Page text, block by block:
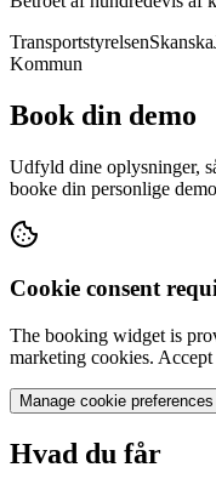
TransportstyrelsenSkanska
Kommun
Book din demo
Udfyld dine oplysninger,
booke din personlige
Cookie consent
The booking widget is
marketing cookies.
Manage cookie preferences
Hvad du får